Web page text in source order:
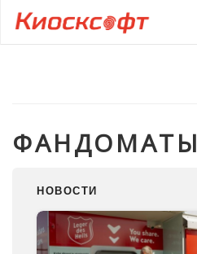
ФАНДОМАТЫ
НОВОСТИ